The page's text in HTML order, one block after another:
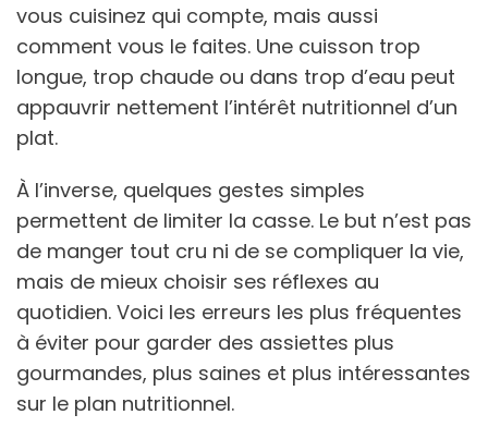
vous cuisinez qui compte, mais aussi
comment vous le faites. Une cuisson trop
longue, trop chaude ou dans trop d’eau peut
appauvrir nettement l’intérêt nutritionnel d’un
plat.
À l’inverse, quelques gestes simples
permettent de limiter la casse. Le but n’est pas
de manger tout cru ni de se compliquer la vie,
mais de mieux choisir ses réflexes au
quotidien. Voici les erreurs les plus fréquentes
à éviter pour garder des assiettes plus
gourmandes, plus saines et plus intéressantes
sur le plan nutritionnel.